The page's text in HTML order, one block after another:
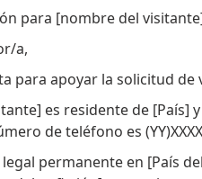
para [nombre del
a,
para apoyar la solicitud
es residente de [País]
de teléfono es
permanente en [País